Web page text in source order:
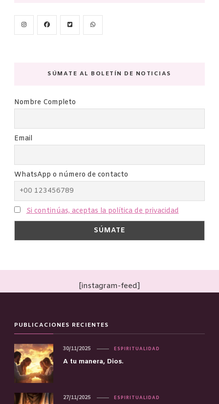
SÚMATE AL BOLETÍN DE NOTICIAS
Nombre Completo
Email
WhatsApp o número de contacto
Si continúas, aceptas la política de privacidad
[instagram-feed]
PUBLICACIONES RECIENTES
ESPIRITUALIDAD
A tu manera, Dios.
30/11/2025
ESPIRITUALIDAD
27/11/2025